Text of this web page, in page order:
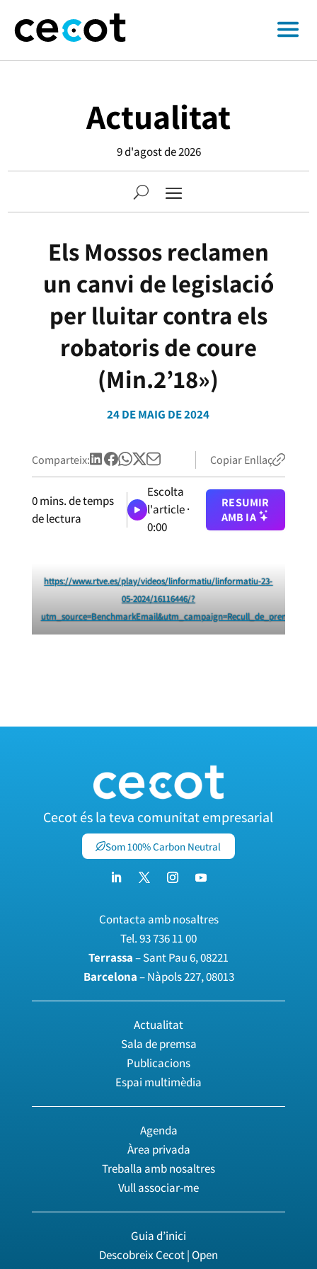
Actualitat
9 d'agost de 2026
Els Mossos reclamen
un canvi de legislació
per lluitar contra els
robatoris de coure
(Min.2’18»)
24 DE MAIG DE 2024
Comparteix: Copiar Enllaç
0mins. de temps
de lectura
Escolta
l'article ·
0:00
RESUMIR
AMB IA
https://www.rtve.es/play/videos/linformatiu/linformatiu-23-
05-2024/16116446/?
Cecot és la teva comunitat empresarial
Som 100% Carbon Neutral
Contacta amb nosaltres
Tel.93 736 11 00
Terrassa– Sant Pau 6, 08221
Barcelona– Nàpols 227, 08013
Actualitat
Sala de premsa
Publicacions
Espai multimèdia
Agenda
Àrea privada
Treballa amb nosaltres
Vull associar-me
Guia d’inici
Descobreix Cecot | Open